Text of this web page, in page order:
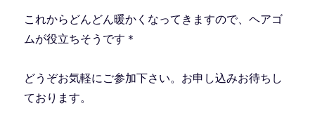
これからどんどん暖かくなってきますので、ヘアゴ
ムが役立ちそうです＊
どうぞお気軽にご参加下さい。お申し込みお待ちし
ております。